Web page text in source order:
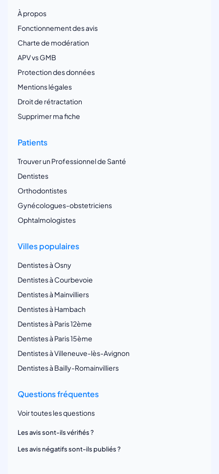
À propos
Fonctionnement des avis
Charte de modération
APV vs GMB
Protection des données
Mentions légales
Droit de rétractation
Supprimer ma fiche
Patients
Trouver un Professionnel de Santé
Dentistes
Orthodontistes
Gynécologues-obstetriciens
Ophtalmologistes
Villes populaires
Dentistes à Osny
Dentistes à Courbevoie
Dentistes à Mainvilliers
Dentistes à Hambach
Dentistes à Paris 12ème
Dentistes à Paris 15ème
Dentistes à Villeneuve-lès-Avignon
Dentistes à Bailly-Romainvilliers
Questions fréquentes
Voir toutes les questions
Les avis sont-ils vérifiés ?
Les avis négatifs sont-ils publiés ?